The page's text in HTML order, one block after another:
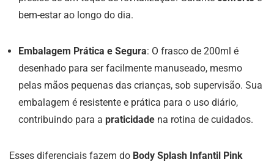
bem-estar ao longo do dia.
Embalagem Prática e Segura: O frasco de 200ml é
desenhado para ser facilmente manuseado, mesmo
pelas mãos pequenas das crianças, sob supervisão. Sua
embalagem é resistente e prática para o uso diário,
contribuindo para a praticidade na rotina de cuidados.
Esses diferenciais fazem do Body Splash Infantil Pink